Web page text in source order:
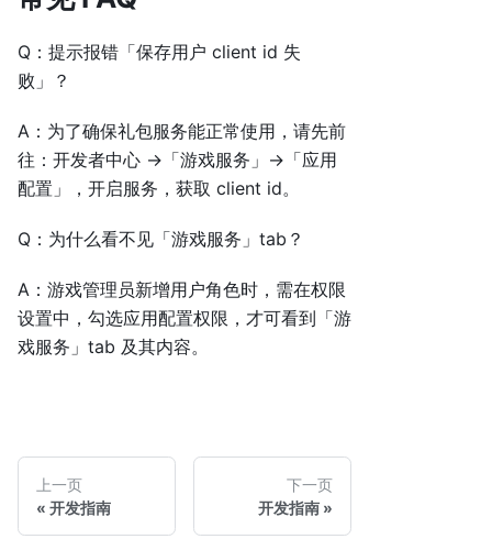
Q：提示报错「保存用户 client id 失
败」？
A：为了确保礼包服务能正常使用，请先前
往：开发者中心 →「游戏服务」→「应用
配置」，开启服务，获取 client id。
Q：为什么看不见「游戏服务」tab？
A：游戏管理员新增用户角色时，需在权限
设置中，勾选应用配置权限，才可看到「游
戏服务」tab 及其内容。
上一页
开发指南
下一页
开发指南